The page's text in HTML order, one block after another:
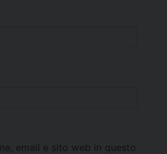
email e sito web in questo